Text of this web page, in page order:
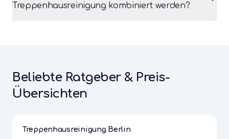
Treppenhausreinigung kombiniert werden?
Beliebte Ratgeber & Preis-
Übersichten
Treppenhausreinigung Berlin